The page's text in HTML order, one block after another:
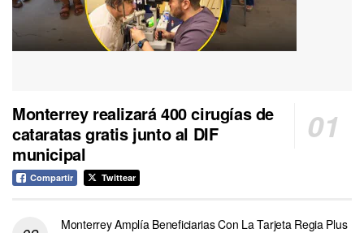
Monterrey realizará 400 cirugías de
cataratas gratis junto al DIF
municipal
Compartir Twittear
Monterrey Amplía Beneficiarias Con La Tarjeta Regia Plus